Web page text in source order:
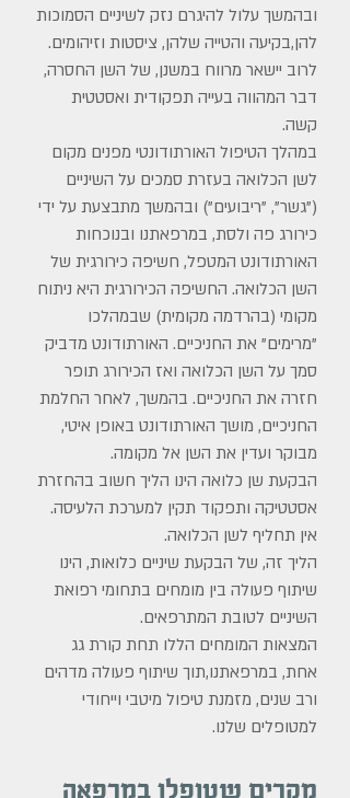
ובהמשך עלול להיגרם נזק לשיניים הסמוכות
להן,בקיעה והטייה שלהן, ציסטות וזיהומים.
לרוב יישאר מרווח במשנן, של השן החסרה,
דבר המהווה בעייה תפקודית ואסטטית
קשה.
במהלך הטיפול האורתודונטי מפנים מקום
לשן הכלואה בעזרת סמכים על השיניים
("גשר", "ריבועים") ובהמשך מתבצעת על ידי
כירורג פה ולסת, במרפאתנו ובנוכחות
האורתודונט המטפל, חשיפה כירורגית של
השן הכלואה. החשיפה הכירורגית היא ניתוח
מקומי (בהרדמה מקומית) שבמהלכו
"מרימים" את החניכיים. האורתודונט מדביק
סמך על השן הכלואה ואז הכירורג תופר
חזרה את החניכיים. בהמשך, לאחר החלמת
החניכיים, מושך האורתודונט באופן איטי,
מבוקר ועדין את השן אל מקומה.
הבקעת שן כלואה הינו הליך חשוב בהחזרת
אסטטיקה ותפקוד תקין למערכת הלעיסה.
אין תחליף לשן הכלואה.
הליך זה, של הבקעת שיניים כלואות, הינו
שיתוף פעולה בין מומחים בתחומי רפואת
השיניים לטובת המתרפאים.
המצאות המומחים הללו תחת קורת גג
אחת, במרפאתנו,תוך שיתוף פעולה מדהים
ורב שנים, מזמנת טיפול מיטבי וייחודי
למטופלים שלנו.
מקרים שטופלו במרפאה